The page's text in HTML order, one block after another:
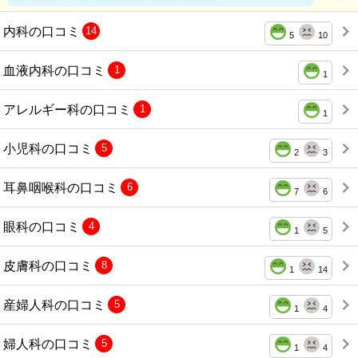
内科の口コミ 5 10
14
血液内科の口コミ 1
1
アレルギー科の口コミ 1
1
小児科の口コミ 2 3
5
耳鼻咽喉科の口コミ 7 6
6
眼科の口コミ 1 5
4
皮膚科の口コミ 1 14
8
産婦人科の口コミ 1 4
5
婦人科の口コミ 1 4
5